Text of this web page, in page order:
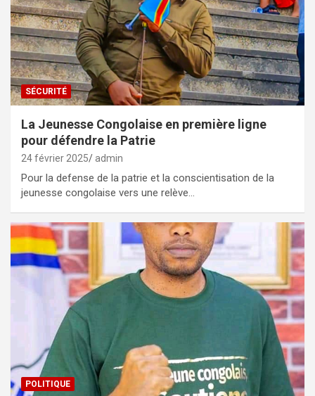
SÉCURITÉ
La Jeunesse Congolaise en première ligne
pour défendre la Patrie
24 février 2025 admin
Pour la defense de la patrie et la conscientisation de la
jeunesse congolaise vers une relève…
POLITIQUE